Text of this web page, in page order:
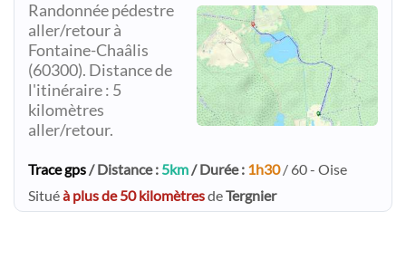
Randonnée pédestre
aller/retour à
Fontaine-Chaâlis
(60300). Distance de
l'itinéraire : 5
kilomètres
aller/retour.
Trace gps/ Distance : 5km/ Durée : 1h30/ 60 - Oise
Situéà plus de 50 kilomètresdeTergnier